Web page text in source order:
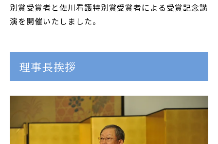
別賞受賞者と佐川看護特別賞受賞者による受賞記念講
演を開催いたしました。
理事長挨拶